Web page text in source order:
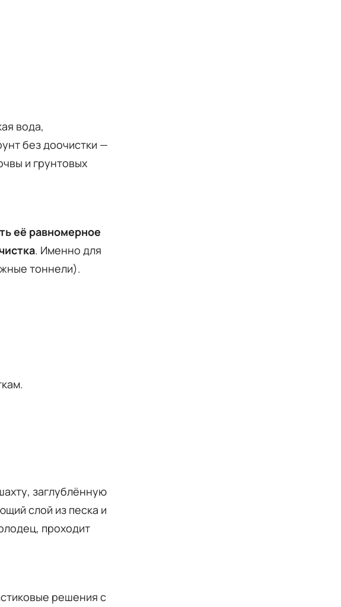
вода,
без доочистки —
и грунтовых
её равномерное
. Именно для
тоннели).
заглублённую
слой из песка и
проходит
решения с